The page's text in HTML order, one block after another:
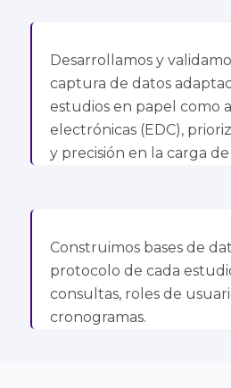
Desarrollamos y
captura de datos
estudios en papel como
electrónicas (EDC),
y precisión en la carga
Construimos bases de
protocolo de cada
consultas, roles de
cronogramas.